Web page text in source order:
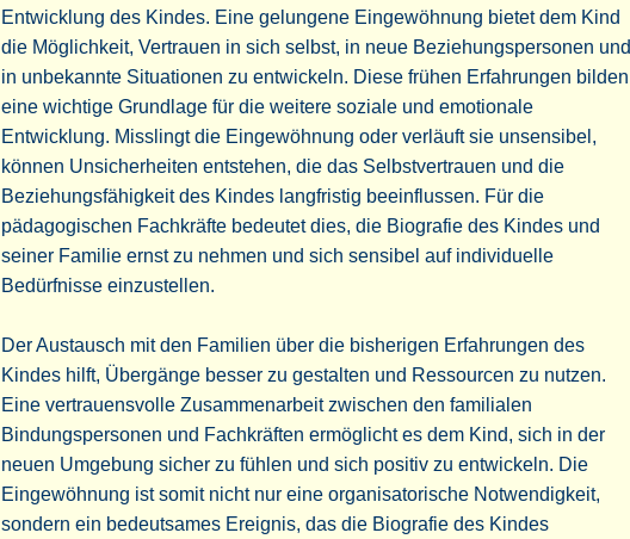
Entwicklung des Kindes. Eine gelungene Eingewöhnung bietet dem Kind
die Möglichkeit, Vertrauen in sich selbst, in neue Beziehungspersonen und
in unbekannte Situationen zu entwickeln. Diese frühen Erfahrungen bilden
eine wichtige Grundlage für die weitere soziale und emotionale
Entwicklung. Misslingt die Eingewöhnung oder verläuft sie unsensibel,
können Unsicherheiten entstehen, die das Selbstvertrauen und die
Beziehungsfähigkeit des Kindes langfristig beeinflussen. Für die
pädagogischen Fachkräfte bedeutet dies, die Biografie des Kindes und
seiner Familie ernst zu nehmen und sich sensibel auf individuelle
Bedürfnisse einzustellen.
Der Austausch mit den Familien über die bisherigen Erfahrungen des
Kindes hilft, Übergänge besser zu gestalten und Ressourcen zu nutzen.
Eine vertrauensvolle Zusammenarbeit zwischen den familialen
Bindungspersonen und Fachkräften ermöglicht es dem Kind, sich in der
neuen Umgebung sicher zu fühlen und sich positiv zu entwickeln. Die
Eingewöhnung ist somit nicht nur eine organisatorische Notwendigkeit,
sondern ein bedeutsames Ereignis, das die Biografie des Kindes